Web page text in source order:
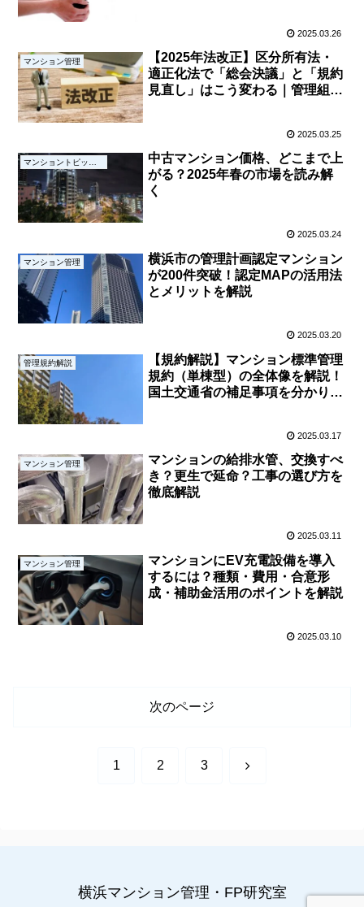
2025.03.26
マンション管理
【2025年法改正】区分所有法・
適正化法で「総会決議」と「規約
見直し」はこう変わる｜管理組合
2025.03.25
中古マンション価格、どこまで上
がる？2025年春の市場を読み解
く
2025.03.24
マンション管理
横浜市の管理計画認定マンション
が200件突破！認定MAPの活用法
とメリットを解説
2025.03.20
管理規約解説
【規約解説】マンション標準管理
規約（単棟型）の全体像を解説！
国土交通省の補足事項を分かりや
2025.03.17
マンション管理
マンションの給排水管、交換すべ
き？更生で延命？工事の選び方を
徹底解説
2025.03.11
マンション管理
マンションにEV充電設備を導入
するには？種類・費用・合意形
成・補助金活用のポイントを解説
2025.03.10
次のページ
1 2 3 次
横浜マンション管理・FP研究室